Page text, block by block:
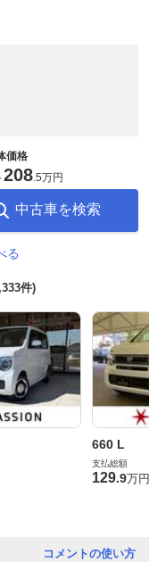
価格
208 5万円
中古車を検索
る
件)
660 L
支払総額
129.9万円
コメントの使い方